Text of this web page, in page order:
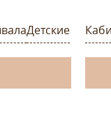
Детские